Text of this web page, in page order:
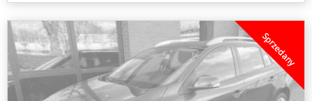
Sprzedany